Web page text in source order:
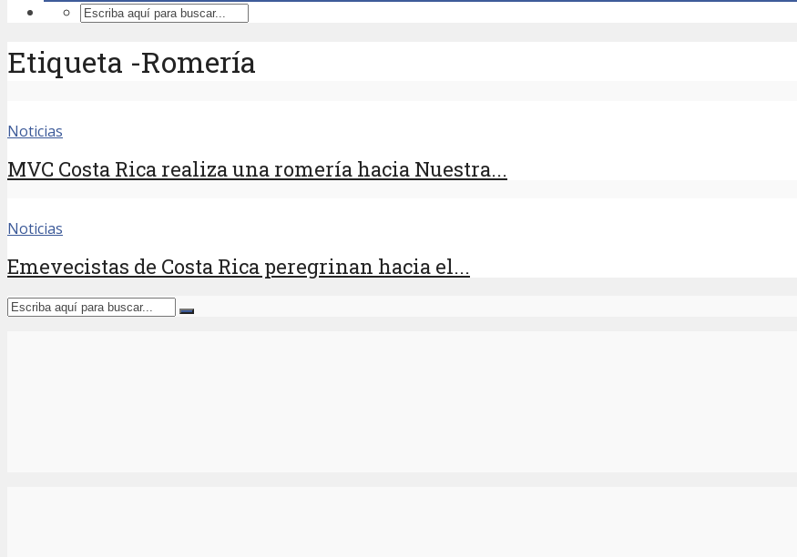
Etiqueta -Romería
Noticias
MVC Costa Rica realiza una romería hacia Nuestra...
Noticias
Emevecistas de Costa Rica peregrinan hacia el...